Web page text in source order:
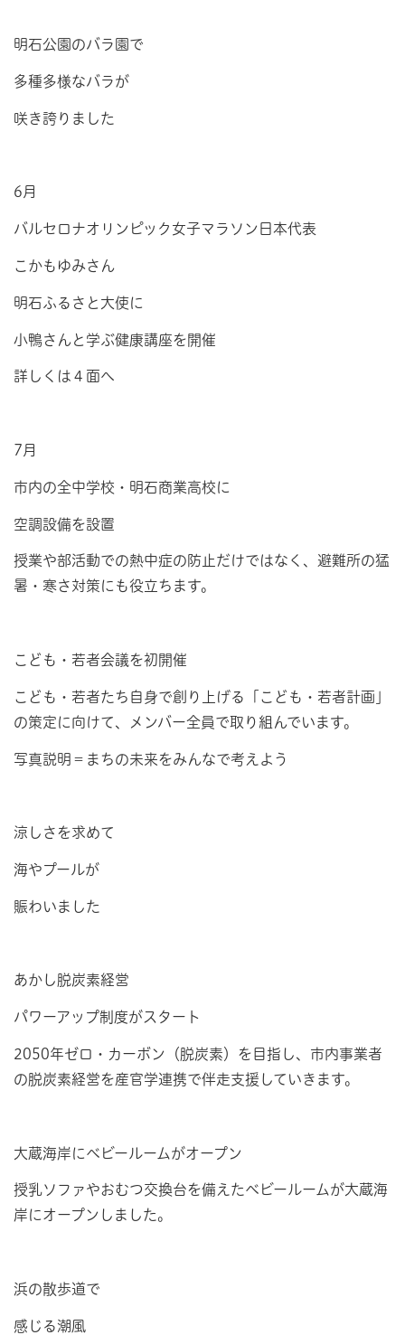
明石公園のバラ園で
多種多様なバラが
咲き誇りました
6月
バルセロナオリンピック女子マラソン日本代表
こかもゆみさん
明石ふるさと大使に
小鴨さんと学ぶ健康講座を開催
詳しくは４面へ
7月
市内の全中学校・明石商業高校に
空調設備を設置
授業や部活動での熱中症の防止だけではなく、避難所の猛
暑・寒さ対策にも役立ちます。
こども・若者会議を初開催
こども・若者たち自身で創り上げる「こども・若者計画」
の策定に向けて、メンバー全員で取り組んでいます。
写真説明＝まちの未来をみんなで考えよう
涼しさを求めて
海やプールが
賑わいました
あかし脱炭素経営
パワーアップ制度がスタート
2050年ゼロ・カーボン（脱炭素）を目指し、市内事業者
の脱炭素経営を産官学連携で伴走支援していきます。
大蔵海岸にベビールームがオープン
授乳ソファやおむつ交換台を備えたベビールームが大蔵海
岸にオープンしました。
浜の散歩道で
感じる潮風